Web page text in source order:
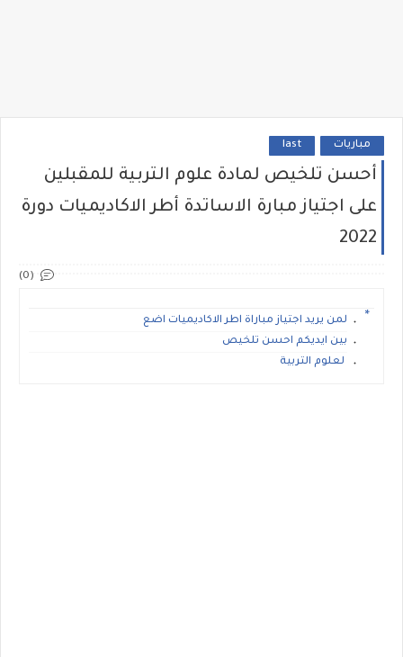
مباريات last
أحسن تلخيص لمادة علوم التربية للمقبلين
على اجتياز مبارة الاساتدة أطر الاكاديميات دورة
2022
(0)
لمن يريد اجتياز مباراة اطر الاكاديميات اضع
بين ايديكم احسن تلخيص
لعلوم التربية